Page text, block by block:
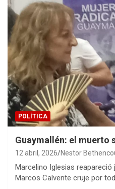
POLÍTICA
Guaymallén: el muerto
12 abril, 2026 Nestor
Marcelino Iglesias
Marcos Calvente cruje por